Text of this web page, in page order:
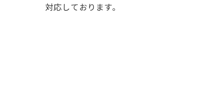
対応しております。